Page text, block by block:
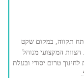
תקווה, במקום שקט
הצוות המקצועי מנוהל
לחינוך טרום יסודי ובעלת